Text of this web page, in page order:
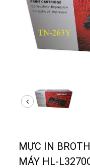
MỰC IN
MÁY HL-